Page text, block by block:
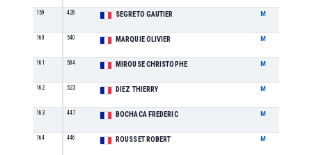
159 428 SEGRETO GAUTIER M
160 540 MARQUIE OLIVIER M
161 584 MIROUSE CHRISTOPHE M
162 523 DIEZ THIERRY M
163 447 BOCHACA FREDERIC M
164 446 ROUSSET ROBERT M